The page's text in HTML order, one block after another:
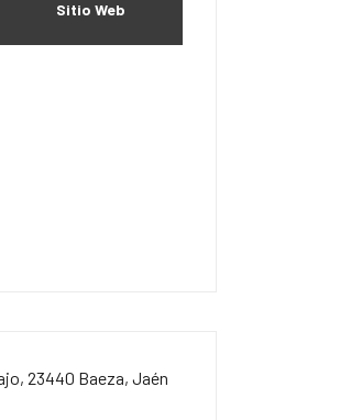
Sitio Web
23440 Baeza, Jaén